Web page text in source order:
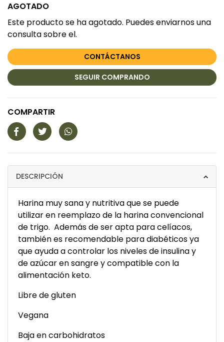
AGOTADO
Este producto se ha agotado. Puedes enviarnos una
consulta sobre el.
CONTÁCTANOS
SEGUIR COMPRANDO
COMPARTIR
DESCRIPCIÓN
Harina muy sana y nutritiva que se puede
utilizar en reemplazo de la harina convencional
de trigo. Además de ser apta para celíacos,
también es recomendable para diabéticos ya
que ayuda a controlar los niveles de insulina y
de azúcar en sangre y compatible con la
alimentación keto.
Libre de gluten
Vegana
Baja en carbohidratos